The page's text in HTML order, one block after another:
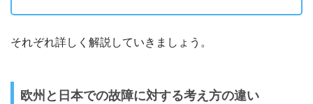
それぞれ詳しく解説していきましょう。
欧州と日本での故障に対する考え方の違い